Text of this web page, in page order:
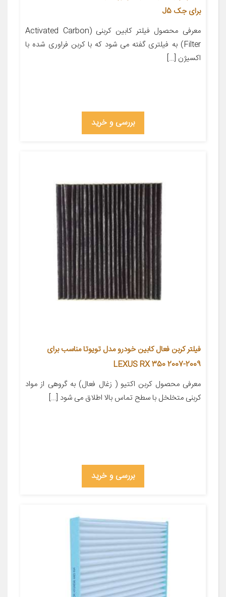
برای جک J5
معرفی محصول فیلتر کابین کربنی (Activated Carbon
Filter) به فیلتری گفته می شود که با کربن فراوری شده با
اکسیژن […]
بررسی و خرید
فیلتر کربن فعال کابین خودرو مدل تویوتا مناسب برای
LEXUS RX 350 2007-2009
معرفی محصول کربن اکتیو ( زغال فعال) به گروهی از مواد
کربنی متخلخل با سطح تماس بالا اطلاق می شود […]
بررسی و خرید